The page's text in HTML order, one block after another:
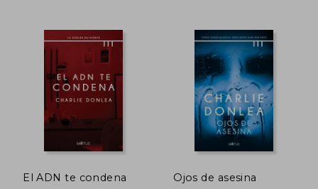
dcto. S/ 86,02 dcto.
El ADN te condena Ojos de asesina